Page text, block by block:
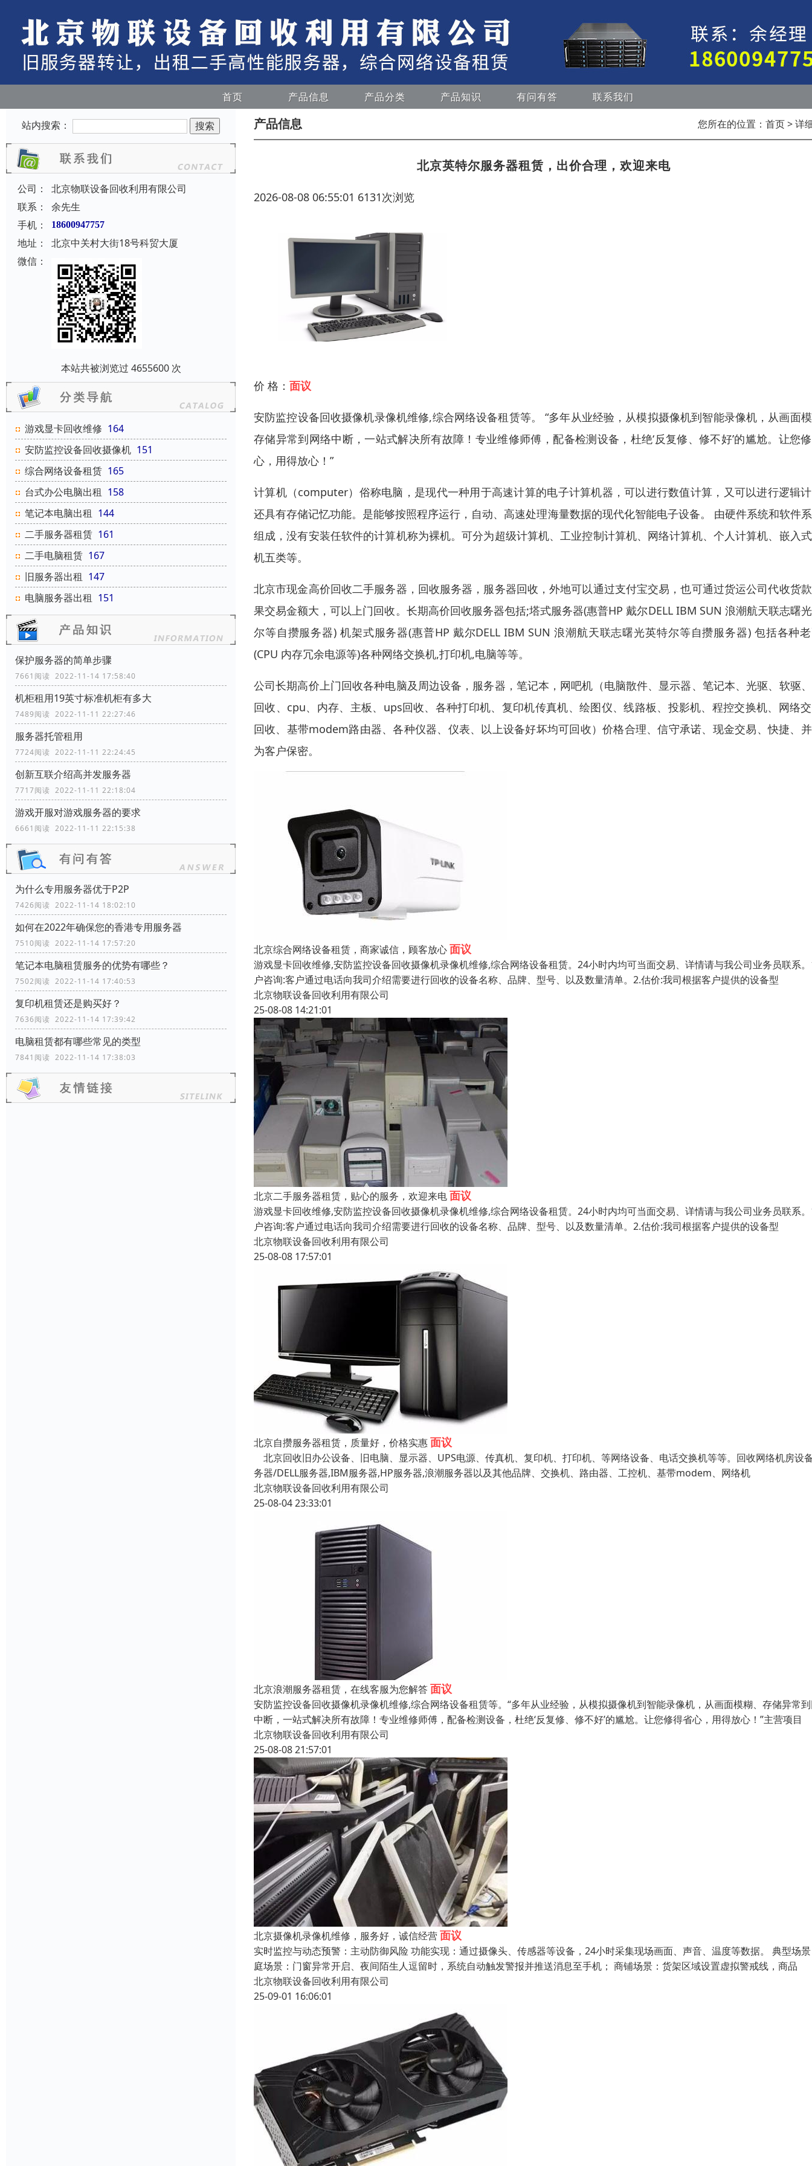
首页 产品信息 产品分类 产品知识 有问有答 联系我们
站内搜索：
公司：
北京物联设备回收利用有限公司
联系：
余先生
手机：
18600947757
地址：
北京中关村大街18号科贸大厦
微信：
本站共被浏览过 4655600 次
游戏显卡回收维修 164
安防监控设备回收摄像机 151
综合网络设备租赁 165
台式办公电脑出租 158
笔记本电脑出租 144
二手服务器租赁 161
二手电脑租赁 167
旧服务器出租 147
电脑服务器出租 151
保护服务器的简单步骤
7661阅读 2022-11-14 17:58:40
机柜租用19英寸标准机柜有多大
7489阅读 2022-11-11 22:27:46
服务器托管租用
7724阅读 2022-11-11 22:24:45
创新互联介绍高并发服务器
7717阅读 2022-11-11 22:18:04
游戏开服对游戏服务器的要求
6661阅读 2022-11-11 22:15:38
为什么专用服务器优于P2P
7426阅读 2022-11-14 18:02:10
如何在2022年确保您的香港专用服务器
7510阅读 2022-11-14 17:57:20
笔记本电脑租赁服务的优势有哪些？
7502阅读 2022-11-14 17:40:53
复印机租赁还是购买好？
7636阅读 2022-11-14 17:39:42
电脑租赁都有哪些常见的类型
7841阅读 2022-11-14 17:38:03
产品信息 您所在的位置： 首页> 详
北京英特尔服务器租赁，出价合理，欢迎来电
2026-08-08 06:55:01 6131次浏览
价 格： 面议
安防监控设备回收摄像机录像机维修,综合网络设备租赁等。 “多年从业经验，从模拟摄像机到智能录像机，从画面
存储异常到网络中断，一站式解决所有故障！专业维修师傅，配备检测设备，杜绝‘反复修、修不好’的尴尬。让您
心，用得放心！”
计算机（computer）俗称电脑，是现代一种用于高速计算的电子计算机器，可以进行数值计算，又可以进行逻辑
还具有存储记忆功能。是能够按照程序运行，自动、高速处理海量数据的现代化智能电子设备。 由硬件系统和软件
组成，没有安装任软件的计算机称为裸机。可分为超级计算机、工业控制计算机、网络计算机、个人计算机、嵌入
机五类等。
北京市现金高价回收二手服务器，回收服务器，服务器回收，外地可以通过支付宝交易，也可通过货运公司代收货
果交易金额大，可以上门回收。长期高价回收服务器包括;塔式服务器(惠普HP 戴尔DELL IBM SUN 浪潮航天联志曙
尔等自攒服务器) 机架式服务器(惠普HP 戴尔DELL IBM SUN 浪潮航天联志曙光英特尔等自攒服务器) 包括各种
(CPU 内存冗余电源等)各种网络交换机,打印机,电脑等等。
公司长期高价上门回收各种电脑及周边设备，服务器，笔记本，网吧机（电脑散件、显示器、笔记本、光驱、软驱
回收、cpu、内存、主板、ups回收、各种打印机、复印机传真机、绘图仪、线路板、投影机、程控交换机、网络
回收、基带modem路由器、各种仪器、仪表、以上设备好坏均可回收）价格合理、信守承诺、现金交易、快捷、
为客户保密。
北京综合网络设备租赁，商家诚信，顾客放心面议
游戏显卡回收维修,安防监控设备回收摄像机录像机维修,综合网络设备租赁。24小时内均可当面交易、详情请与我公司业务员联系
户咨询:客户通过电话向我司介绍需要进行回收的设备名称、品牌、型号、以及数量清单。2.估价:我司根据客户提供的设备型
北京物联设备回收利用有限公司
25-08-08 14:21:01
北京二手服务器租赁，贴心的服务，欢迎来电面议
游戏显卡回收维修,安防监控设备回收摄像机录像机维修,综合网络设备租赁。24小时内均可当面交易、详情请与我公司业务员联系
户咨询:客户通过电话向我司介绍需要进行回收的设备名称、品牌、型号、以及数量清单。2.估价:我司根据客户提供的设备型
北京物联设备回收利用有限公司
25-08-08 17:57:01
北京自攒服务器租赁，质量好，价格实惠面议
北京回收旧办公设备、旧电脑、显示器、UPS电源、传真机、复印机、打印机、等网络设备、电话交换机等等。回收网络机房设
务器/DELL服务器,IBM服务器,HP服务器,浪潮服务器以及其他品牌、交换机、路由器、工控机、基带modem、网络机
北京物联设备回收利用有限公司
25-08-04 23:33:01
北京浪潮服务器租赁，在线客服为您解答面议
安防监控设备回收摄像机录像机维修,综合网络设备租赁等。“多年从业经验，从模拟摄像机到智能录像机，从画面模糊、存储异常
中断，一站式解决所有故障！专业维修师傅，配备检测设备，杜绝‘反复修、修不好’的尴尬。让您修得省心，用得放心！”主营项目
北京物联设备回收利用有限公司
25-08-08 21:57:01
北京摄像机录像机维修，服务好，诚信经营面议
实时监控与动态预警：主动防御风险 功能实现：通过摄像头、传感器等设备，24小时采集现场画面、声音、温度等数据。 典型场
庭场景：门窗异常开启、夜间陌生人逗留时，系统自动触发警报并推送消息至手机； 商铺场景：货架区域设置虚拟警戒线，商品
北京物联设备回收利用有限公司
25-09-01 16:06:01